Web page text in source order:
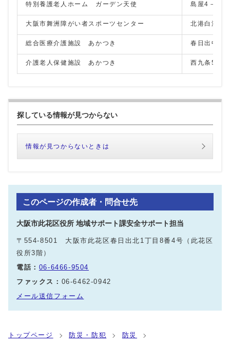
特別養護老人ホーム ガーデン天使 島屋4－1－
大阪市舞洲障がい者スポーツセンター 北港白津2-
総合医療介護施設 あかつき 春日出中1-
介護老人保健施設 あかつき 西九条5-3-
探している情報が見つからない
情報が見つからないときは
このページの作成者・問合せ先
大阪市此花区役所 地域サポート課安全サポート担当
〒554-8501 大阪市此花区春日出北1丁目8番4号（此花区
役所3階）
電話： 06-6466-9504
ファックス： 06-6462-0942
メール送信フォーム
トップページ 防災・防犯
防災